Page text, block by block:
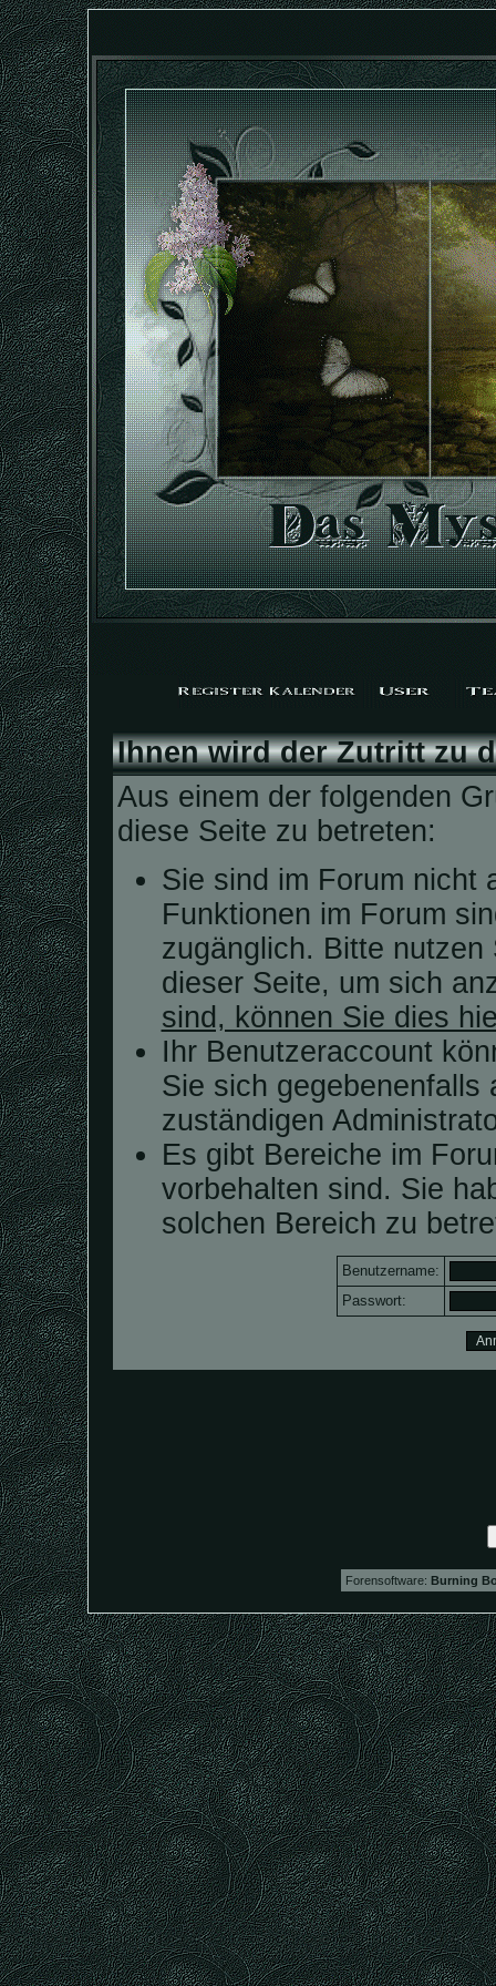
Ihnen wird der Zutritt zu
Aus einem der folgenden
diese Seite zu betreten:
Sie sind im Forum nicht
Funktionen im Forum
zugänglich. Bitte
dieser Seite, um sich
sind, können Sie dies
Ihr Benutzeraccount
Sie sich gegebenenfalls
zuständigen
Es gibt Bereiche im
vorbehalten sind. Sie
solchen Bereich zu
Benutzername:
Passwort:
Forensoftware: Burning